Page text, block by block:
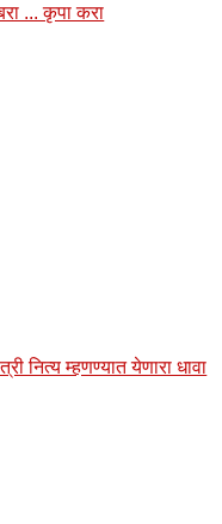
... कृपा करा
नित्य म्हणण्यात येणारा धावा